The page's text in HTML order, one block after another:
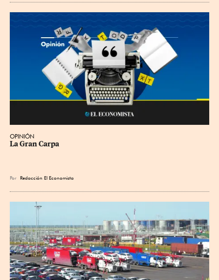
OPINIÓN
La Gran Carpa
Por Redacción El Economista